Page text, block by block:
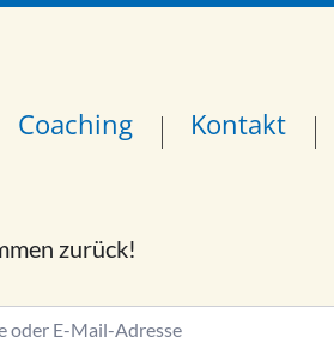
Coaching Kontakt
zurück!